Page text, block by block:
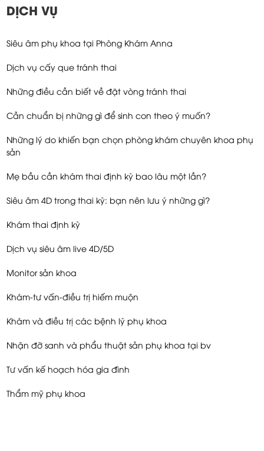
DỊCH VỤ
Siêu âm phụ khoa tại Phòng Khám Anna
Dịch vụ cấy que tránh thai
Những điều cần biết về đặt vòng tránh thai
Cần chuẩn bị những gì để sinh con theo ý muốn?
Những lý do khiến bạn chọn phòng khám chuyên khoa phụ
sản
Mẹ bầu cần khám thai định kỳ bao lâu một lần?
Siêu âm 4D trong thai kỳ: bạn nên lưu ý những gì?
Khám thai định kỳ
Dịch vụ siêu âm live 4D/5D
Monitor sản khoa
Khám-tư vấn-điều trị hiếm muộn
Khám và điều trị các bệnh lý phụ khoa
Nhận đỡ sanh và phẩu thuật sản phụ khoa tại bv
Tư vấn kế hoạch hóa gia đình
Thẩm mỹ phụ khoa